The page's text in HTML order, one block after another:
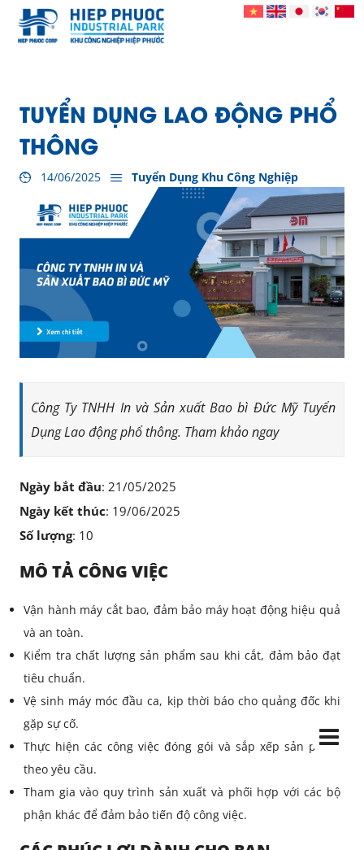
TUYỂN DỤNG LAO ĐỘNG PHỔ
THÔNG
14/06/2025 Tuyển Dụng Khu Công Nghiệp
Công Ty TNHH In và Sản xuất Bao bì Đức Mỹ Tuyển
Dụng Lao động phổ thông. Tham khảo ngay
Ngày bắt đầu: 21/05/2025
Ngày kết thúc: 19/06/2025
Số lượng: 10
MÔ TẢ CÔNG VIỆC
Vận hành máy cắt bao, đảm bảo máy hoạt động hiệu quả
và an toàn.
Kiểm tra chất lượng sản phẩm sau khi cắt, đảm bảo đạt
tiêu chuẩn.
Vệ sinh máy móc đầu ca, kịp thời báo cho quảng đốc khi
gặp sự cố.
Thực hiện các công việc đóng gói và sắp xếp sản phẩm
theo yêu cầu.
Tham gia vào quy trình sản xuất và phối hợp với các bộ
phận khác để đảm bảo tiến độ công việc.